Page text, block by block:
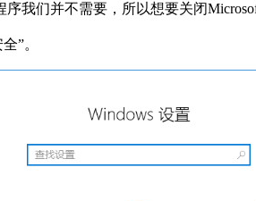
我们并不需要，所以想要关闭
”。